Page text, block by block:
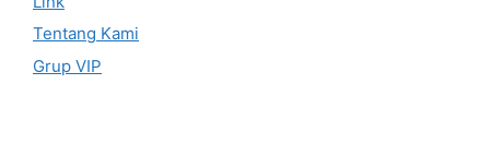
Tentang Kami
Grup VIP